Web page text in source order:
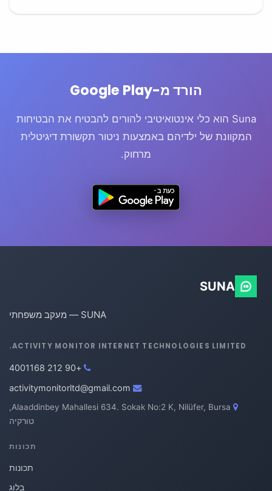
הורד מ-Google Play
Suna הוא כלי אינטואיטיבי להורים להבטיח את הבטיחות
המקוונת של ילדיהם באמצעות ניטור תקשורת דיגיטלית
מרחוק.
SUNA
SUNA — מעקב משפחתי
ACTIVITY MONITOR INTERNET TECHNOLOGIES LIMITED.
+90 212 4001168
Alaaddinbey Mahallesi 634. Sokak No:2 K, Nilüfer, Bursa,
טורקיה
תכונות
תכונות
בלוג